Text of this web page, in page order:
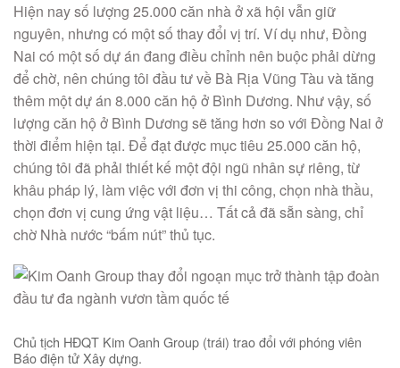
Hiện nay số lượng 25.000 căn nhà ở xã hội vẫn giữ
nguyên, nhưng có một số thay đổi vị trí. Ví dụ như, Đồng
Nai có một số dự án đang điều chỉnh nên buộc phải dừng
để chờ, nên chúng tôi đầu tư về Bà Rịa Vũng Tàu và tăng
thêm một dự án 8.000 căn hộ ở Bình Dương. Như vậy, số
lượng căn hộ ở Bình Dương sẽ tăng hơn so với Đồng Nai ở
thời điểm hiện tại. Để đạt được mục tiêu 25.000 căn hộ,
chúng tôi đã phải thiết kế một đội ngũ nhân sự riêng, từ
khâu pháp lý, làm việc với đơn vị thi công, chọn nhà thầu,
chọn đơn vị cung ứng vật liệu… Tất cả đã sẵn sàng, chỉ
chờ Nhà nước “bấm nút” thủ tục.
Chủ tịch HĐQT Kim Oanh Group (trái) trao đổi với phóng viên
Báo điện tử Xây dựng.